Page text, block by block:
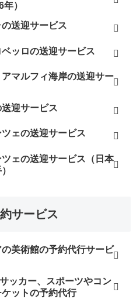
）
送迎サービス
ッロの送迎サービス
マルフィ海岸の送迎サー
送迎サービス
ェの送迎サービス
ェの送迎サービス（日本
サービス
美術館の予約代行サービ
ッカー、スポーツやコン
ットの予約代行